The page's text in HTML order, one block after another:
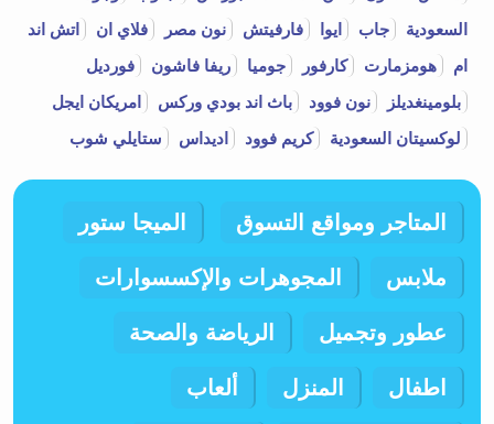
السعودية
جاب ايوا فارفيتش نون مصر فلاي ان
اتش اند
ام
هومزمارت كارفور جوميا ريفا فاشون
فورديل
بلومينغديلز
نون فوود باث اند بودي وركس
امريكان ايجل
لوكسيتان السعودية
كريم فوود اديداس ستايلي شوب
المتاجر ومواقع التسوق الميجا ستور
ملابس المجوهرات والإكسسوارات
عطور وتجميل الرياضة والصحة
اطفال المنزل ألعاب